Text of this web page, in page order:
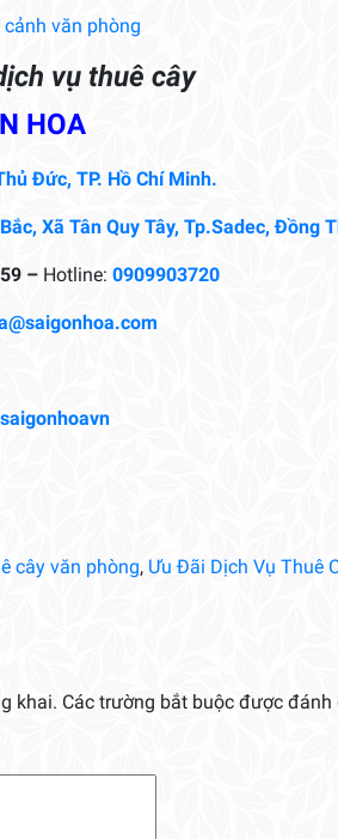
văn phòng
vụ thuê cây
HOA
Đức, TP. Hồ Chí Minh.
Xã Tân Quy Tây, Tp.Sadec, Đồng
– Hotline: 0909903720
cây văn phòng, Ưu Đãi Dịch Vụ Thuê
khai. Các trường bắt buộc được đánh